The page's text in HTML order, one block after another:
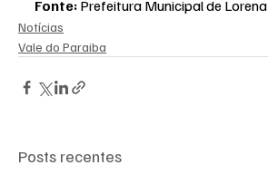
Fonte: Prefeitura Municipal de Lorena
Notícias
Vale do Paraiba
Posts recentes